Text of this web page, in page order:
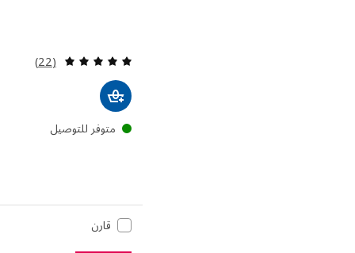
مراجعة: 5 من أصل 5 نجوم. إجمالي المراجعات:(22)
متوفر للتوصيل
قارن